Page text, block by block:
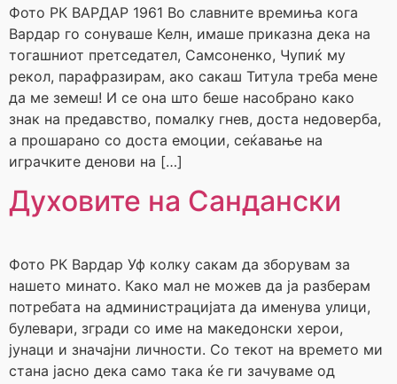
Фото РК ВАРДАР 1961 Во славните времиња кога
Вардар го сонуваше Келн, имаше приказна дека на
тогашниот претседател, Самсоненко, Чупиќ му
рекол, парафразирам, ако сакаш Титула треба мене
да ме земеш! И се она што беше насобрано како
знак на предавство, помалку гнев, доста недоверба,
а прошарано со доста емоции, сеќавање на
играчките денови на […]
Духовите на Сандански
Фото РК Вардар Уф колку сакам да зборувам за
нашето минато. Како мал не можев да ја разберам
потребата на администрацијата да именува улици,
булевари, згради со име на македонски херои,
јунаци и значајни личности. Со текот на времето ми
стана јасно дека само така ќе ги зачуваме од